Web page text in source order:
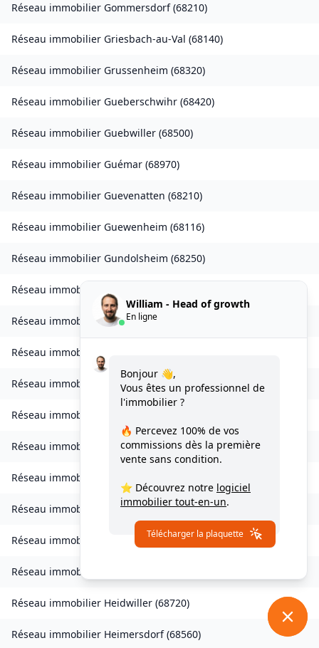
Réseau immobilier Gommersdorf(68210)
Réseau immobilier Griesbach-au-Val (68140)
Réseau immobilier Grussenheim (68320)
Réseau immobilier Gueberschwihr (68420)
Réseau immobilier Guebwiller (68500)
Réseau immobilier Guémar (68970)
Réseau immobilier Guevenatten (68210)
Réseau immobilier Guewenheim (68116)
Réseau immobilier Gundolsheim (68250)
Réseau immobilier
Réseau immobilierHabsheim(
Réseau immobilier
Réseau immobilier Hagenthal-le-Bas(68220)
Réseau immobilier
Réseau immobilier Hartmannswiller (68500)
Réseau immobilier
Réseau immobilier Hausgauen(68130)
Réseau immobilier Hecken 68210)
Réseau immobilier
Réseau immobilier Heidwiller (68720)
Réseau immobilier Heimersdorf(68560)
William - Head of growth
En ligne
Bonjour 👋,
Vous êtes un professionnel de
l'immobilier ?
🔥 Percevez 100% de vos
commissions dès la première
vente sans condition.
⭐ Découvrez notre logiciel
immobilier tout-en-un.
Télécharger la plaquette